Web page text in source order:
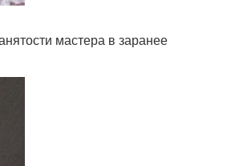
мастера в заранее